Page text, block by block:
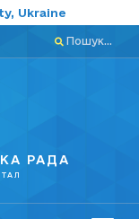
Ukraine
Пошук...
РАДА